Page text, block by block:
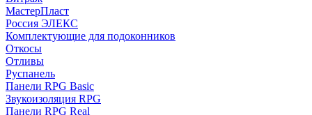
МастерПласт
Россия ЭЛЕКС
Комплектующие для подоконников
Откосы
Отливы
Руспанель
Панели RPG Basic
Звукоизоляция RPG
Панели RPG Real